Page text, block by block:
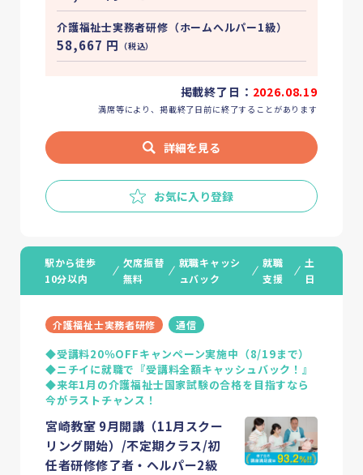
Column 介護・福祉のお役立ち情報
Guide 介護・福祉の資格ガイド
お気に入り
介護福祉士実務者研修（ホームへルパー1級）
58,667 円 （税込）
掲載終了日： 2026.08.19
満席等により、掲載終了日前に終了することがあります
詳細を見る
お気に入り登録
駅から徒歩
10分以内
欠席振替
無料
就職キャッシ
ュバック
就職
支援
土
日
介護福祉士実務者研修 通信
◆受講料20％OFFキャンペーン実施中（8/19まで）
◆ニチイに就職で『受講料全額キャッシュバック！』
◆来年1月の介護福祉士国家試験の合格を目指すなら
今がラストチャンス！
宮崎教室 9月開講（11月スクー
リング開始）/不定期クラス/初
任者研修修了者・ヘルパー2級